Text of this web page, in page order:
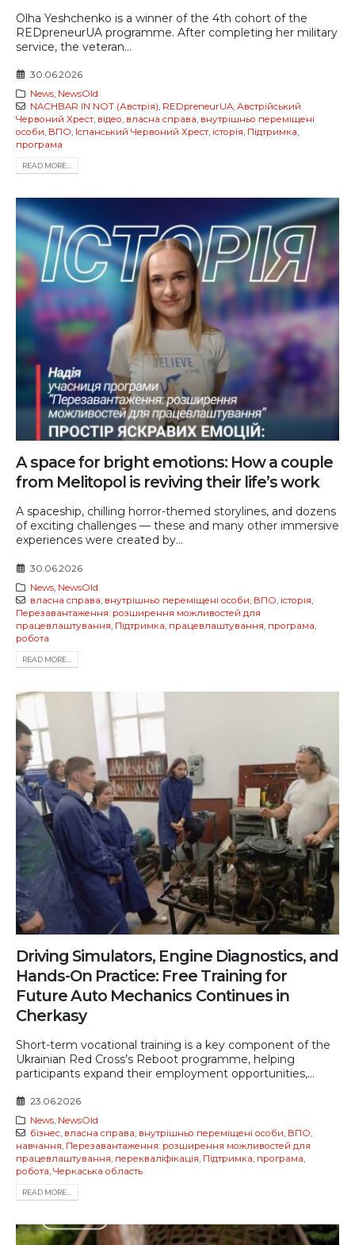
Olha Yeshchenko is a winner of the 4th cohort of the
REDpreneurUA programme. After completing her military
service, the veteran...
30.06.2026
News, NewsOld
NACHBAR IN NOT (Австрія), REDpreneurUA, Австрійський
Червоний Хрест, відео, власна справа, внутрішньо переміщені
особи, ВПО, Іспанський Червоний Хрест, історія, Підтримка,
програма
READ MORE...
A space for bright emotions: How a couple
from Melitopol is reviving their life’s work
A spaceship, chilling horror-themed storylines, and dozens
of exciting challenges — these and many other immersive
experiences were created by...
30.06.2026
News, NewsOld
власна справа внутрішньо переміщені особи ВПО історія
Перезавантаження: розширення можливостей для
працевлаштування Підтримка працевлаштування програма
робота
READ MORE...
Driving Simulators, Engine Diagnostics, and
Hands-On Practice: Free Training for
Future Auto Mechanics Continues in
Cherkasy
Short-term vocational training is a key component of the
Ukrainian Red Cross’s Reboot programme, helping
participants expand their employment opportunities,...
23.06.2026
News, NewsOld
бізнес, власна справа, внутрішньо переміщені особи, ВПО,
навчання, Перезавантаження: розширення можливостей для
працевлаштування, перекваліфікація, Підтримка, програма,
робота, Черкаська область
READ MORE...